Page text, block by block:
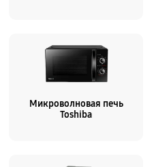
Микроволновая печь
Toshiba